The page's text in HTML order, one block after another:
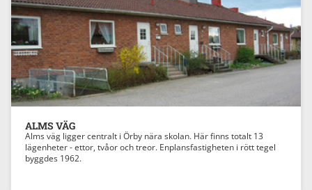
Previous Next
ALMS VÄG
Alms väg ligger centralt i Örby nära skolan. Här finns totalt 13
lägenheter - ettor, tvåor och treor. Enplansfastigheten i rött tegel
byggdes 1962.